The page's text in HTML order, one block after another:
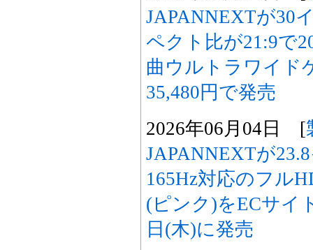
JAPANNEXTが30
ペクト比が21:9で
曲ウルトラワイド
35,480円で発売
2026年06月04日 [
JAPANNEXTが
165Hz対応のフル
(ピンク)をECサイ
日(木)に発売